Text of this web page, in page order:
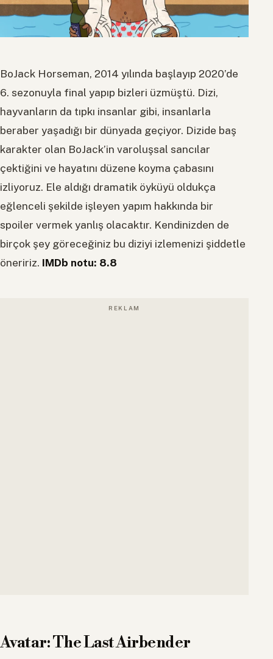
BoJack Horseman, 2014 yılında başlayıp 2020’de
6. sezonuyla final yapıp bizleri üzmüştü. Dizi,
hayvanların da tıpkı insanlar gibi, insanlarla
beraber yaşadığı bir dünyada geçiyor. Dizide baş
karakter olan BoJack’in varoluşsal sancılar
çektiğini ve hayatını düzene koyma çabasını
izliyoruz. Ele aldığı dramatik öyküyü oldukça
eğlenceli şekilde işleyen yapım hakkında bir
spoiler vermek yanlış olacaktır. Kendinizden de
birçok şey göreceğiniz bu diziyi izlemenizi şiddetle
öneririz. IMDb notu: 8.8
Avatar: The Last Airbender